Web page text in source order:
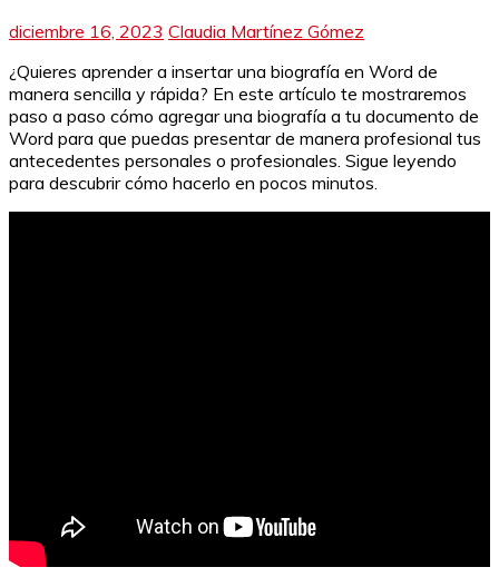
diciembre 16, 2023 Claudia Martínez Gómez
¿Quieres aprender a insertar una biografía en Word de
manera sencilla y rápida? En este artículo te mostraremos
paso a paso cómo agregar una biografía a tu documento de
Word para que puedas presentar de manera profesional tus
antecedentes personales o profesionales. Sigue leyendo
para descubrir cómo hacerlo en pocos minutos.